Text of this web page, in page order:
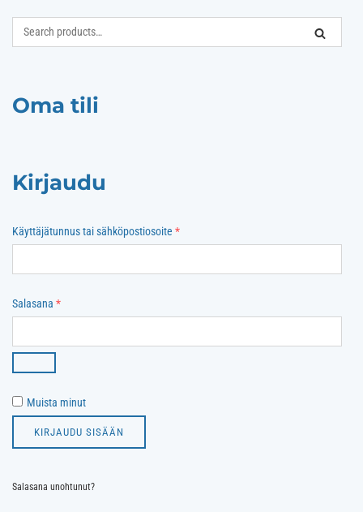
Search
for:
SEARCH
Oma tili
Kirjaudu
Käyttäjätunnus tai sähköpostiosoite *Vaaditaan
Salasana *Vaaditaan
Muista minut
KIRJAUDU SISÄÄN
Salasana unohtunut?